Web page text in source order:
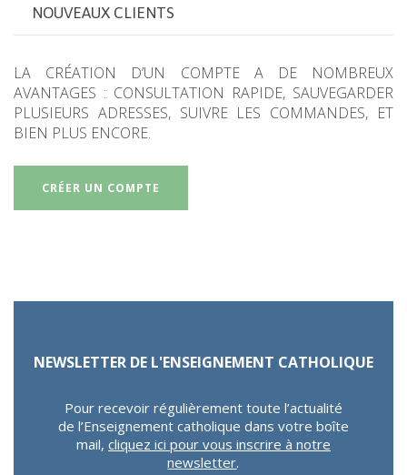
NOUVEAUX CLIENTS
LA CRÉATION D’UN COMPTE A DE NOMBREUX
AVANTAGES : CONSULTATION RAPIDE, SAUVEGARDER
PLUSIEURS ADRESSES, SUIVRE LES COMMANDES, ET
BIEN PLUS ENCORE.
CRÉER UN COMPTE
NEWSLETTER DE L'ENSEIGNEMENT CATHOLIQUE
Pour recevoir régulièrement toute l’actualité
de l’Enseignement catholique dans votre boîte
mail, cliquez ici pour vous inscrire à notre
newsletter.